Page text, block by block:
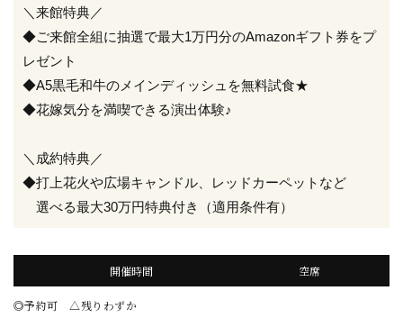
＼来館特典／
◆ご来館全組に抽選で最大1万円分のAmazonギフト券をプ
レゼント
◆A5黒毛和牛のメインディッシュを無料試食★
◆花嫁気分を満喫できる演出体験♪
＼成約特典／
◆打上花火や広場キャンドル、レッドカーペットなど
選べる最大30万円特典付き（適用条件有）
開催時間 空席
◎予約可 △残りわずか